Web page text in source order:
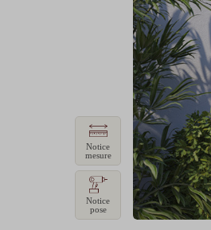
Notice
mesure
Notice
pose